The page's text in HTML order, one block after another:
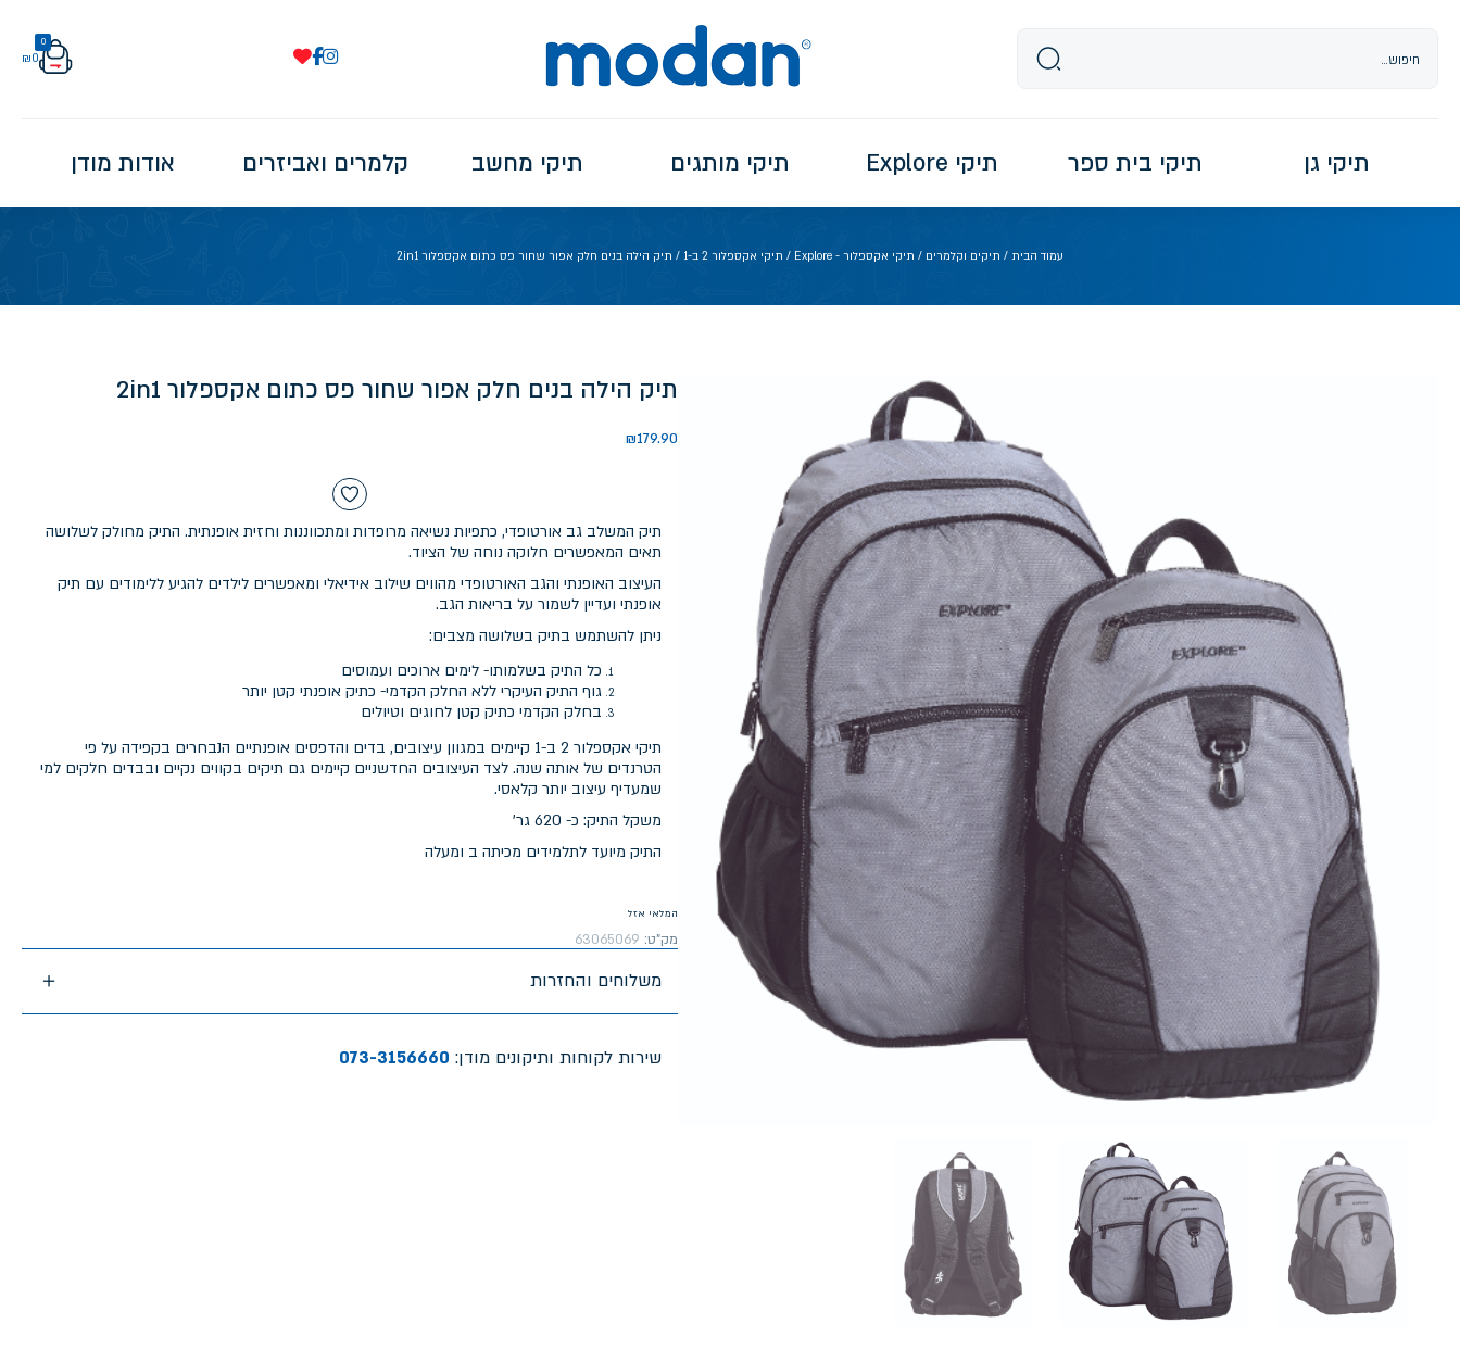
0
₪0
תיקי גן תיקי בית ספר תיקי Explore תיקי מותגים תיקי מחשב קלמרים ואביזרים אודות מודן
עמוד הבית / תיקים וקלמרים / תיקי אקספלור - Explore / תיקי אקספלור 2 ב-1 / תיק הילה בנים חלק אפור שחור פס כתום אקספלור 2in1
תיק הילה בנים חלק אפור שחור פס כתום אקספלור 2in1
₪179.90
תיק המשלב גב אורטופדי, כתפיות נשיאה מרופדות ומתכווננות וחזית אופנתית. התיק מחולק לשלושה
תאים המאפשרים חלוקה נוחה של הציוד.
העיצוב האופנתי והגב האורטופדי מהווים שילוב אידיאלי ומאפשרים לילדים להגיע ללימודים עם תיק
אופנתי ועדיין לשמור על בריאות הגב.
ניתן להשתמש בתיק בשלושה מצבים:
כל התיק בשלמותו- לימים ארוכים ועמוסים
גוף התיק העיקרי ללא החלק הקדמי- כתיק אופנתי קטן יותר
בחלק הקדמי כתיק קטן לחוגים וטיולים
תיקי אקספלור 2 ב-1 קיימים במגוון עיצובים, בדים והדפסים אופנתיים הנבחרים בקפידה על פי
הטרנדים של אותה שנה. לצד העיצובים החדשניים קיימים גם תיקים בקווים נקיים ובבדים חלקים למי
שמעדיף עיצוב יותר קלאסי.
משקל התיק: כ- 620 גר'
התיק מיועד לתלמידים מכיתה ב ומעלה
המלאי אזל
מק"ט: 63065069
משלוחים והחזרות
שירות לקוחות ותיקונים מודן: 073-3156660